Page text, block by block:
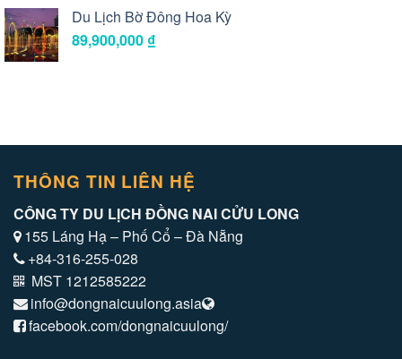
Du Lịch Bờ Đông Hoa Kỳ
89,900,000 ₫
THÔNG TIN LIÊN HỆ
CÔNG TY DU LỊCH ĐỒNG NAI CỬU LONG
155 Láng Hạ – Phố Cổ – Đà Nẵng
+84-316-255-028
MST 1212585222
info@dongnaicuulong.asia
facebook.com/dongnaicuulong/